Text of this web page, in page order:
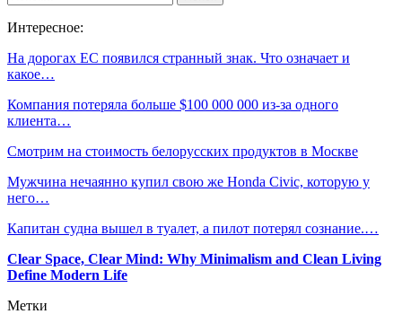
Интересное:
На дорогах ЕС появился странный знак. Что означает и
какое…
Компания потеряла больше $100 000 000 из-за одного
клиента…
Смотрим на стоимость белорусских продуктов в Москве
Мужчина нечаянно купил свою же Honda Civic, которую у
него…
Капитан судна вышел в туалет, а пилот потерял сознание.…
Clear Space, Clear Mind: Why Minimalism and Clean Living
Define Modern Life
Метки